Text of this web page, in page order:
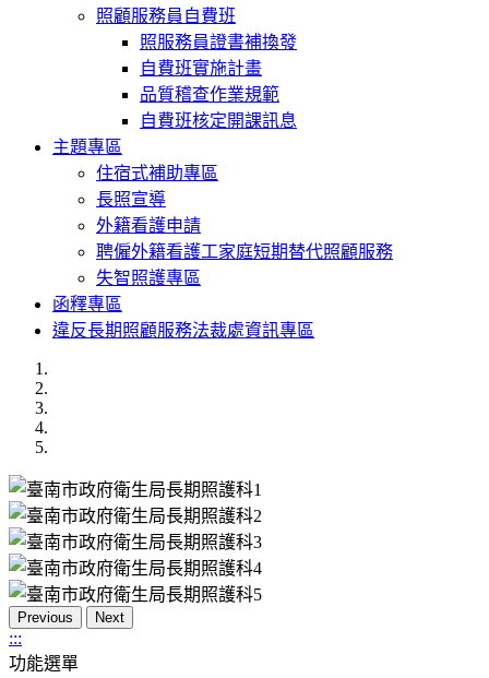
照顧服務員自費班
照服務員證書補換發
自費班實施計畫
品質稽查作業規範
自費班核定開課訊息
主題專區
住宿式補助專區
長照宣導
外籍看護申請
聘僱外籍看護工家庭短期替代照顧服務
失智照護專區
函釋專區
違反長期照顧服務法裁處資訊專區
Previous Next
:::
功能選單